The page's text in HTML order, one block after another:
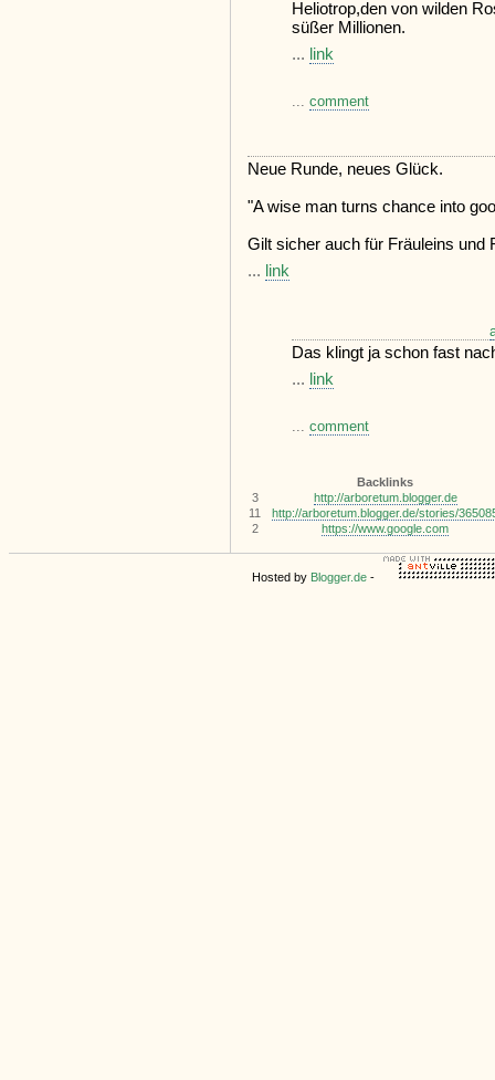
Heliotrop,den von wilden
süßer Millionen.
... link
... comment
Neue Runde, neues Glück.
"A wise man turns chance into
Gilt sicher auch für Fräuleins und
... link
Das klingt ja schon fast
... link
... comment
Backlinks
3
http://arboretum.blogger.de
11
http://arboretum.blogger.de/stories/
2
https://www.google.com
Hosted by Blogger.de-